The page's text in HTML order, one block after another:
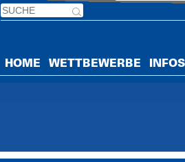
HOME WETTBEWERBE INFOS